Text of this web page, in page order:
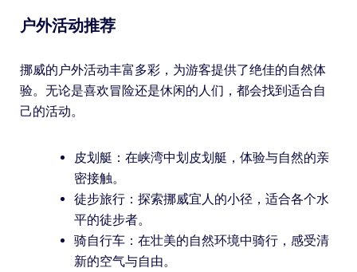
户外活动推荐
挪威的户外活动丰富多彩，为游客提供了绝佳的自然体
验。无论是喜欢冒险还是休闲的人们，都会找到适合自
己的活动。
皮划艇：在峡湾中划皮划艇，体验与自然的亲
密接触。
徒步旅行：探索挪威宜人的小径，适合各个水
平的徒步者。
骑自行车：在壮美的自然环境中骑行，感受清
新的空气与自由。